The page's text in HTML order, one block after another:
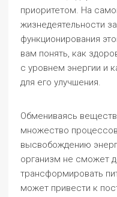
приоритетом. На
жизнедеятельности
функционирования
вам понять, как
с уровнем энергии и
для его улучшения.
Обмениваясь
множество
высвобождению
организм не сможет
трансформировать
может привести к